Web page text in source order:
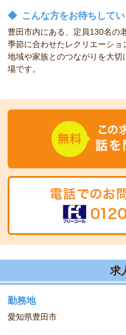
◆ こんな方をお待ちしてい
豊田市内にある、定員130名の
季節に合わせたレクリエーショ
地域や家族とのつながりを大
場です。
介護士が在中しているため、
お気軽にご相談ください。
求
勤務地
愛知県豊田市